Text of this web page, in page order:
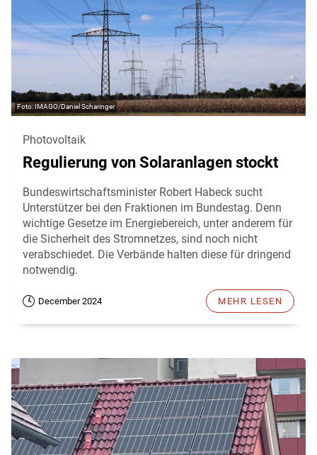
IMAGO/Daniel Scharinger
Photovoltaik
Regulierung von Solaranlagen stockt
Bundeswirtschaftsminister Robert Habeck sucht
Unterstützer bei den Fraktionen im Bundestag. Denn
wichtige Gesetze im Energiebereich, unter anderem für
die Sicherheit des Stromnetzes, sind noch nicht
verabschiedet. Die Verbände halten diese für dringend
notwendig.
December 2024 MEHR LESEN